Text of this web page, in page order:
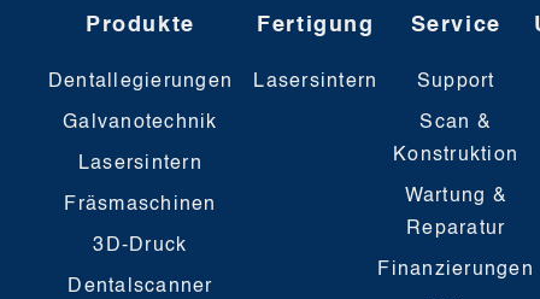
Produkte
Dentallegierungen
Galvanotechnik
Lasersintern
Fräsmaschinen
3D-Druck
Dentalscanner
Fertigung
Lasersintern
Service
Support
Scan &
Konstruktion
Wartung &
Reparatur
Finanzierungen